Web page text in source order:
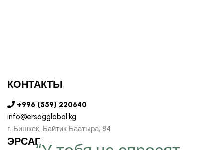
КОНТАКТЫ
+996 (559) 220640
info@ersagglobal.kg
г. ​Бишкек, Байтик Баатыра, 84
ЭРСАГ